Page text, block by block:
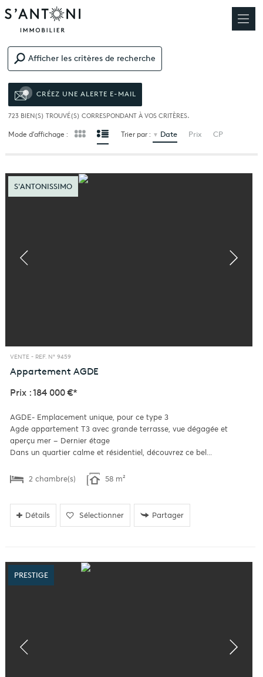
Afficher les critères de recherche
CRÉEZ UNE ALERTE E-MAIL
723BIEN(S) TROUVÉ(S) CORRESPONDANT À VOS CRITÈRES.
Mode d’affichage : Trier par : Date Prix CP
S'ANTONISSIMO
VENTE - REF. N° 9459
Appartement AGDE
Prix : 184 000 €*
AGDE- Emplacement unique, pour ce type 3
Agde appartement T3 avec grande terrasse, vue dégagée et
aperçu mer – Dernier étage
Dans un quartier calme et résidentiel, découvrez ce bel...
2 chambre(s) 58 m²
Détails Sélectionner Partager
PRESTIGE